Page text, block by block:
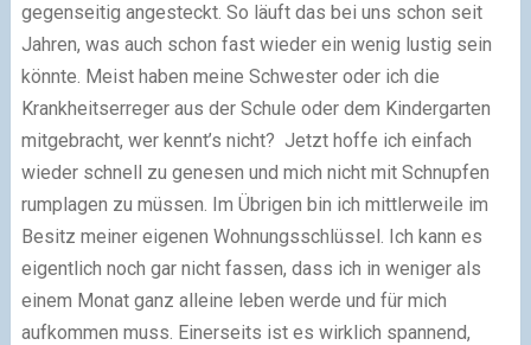
gegenseitig angesteckt. So läuft das bei uns schon seit
Jahren, was auch schon fast wieder ein wenig lustig sein
könnte. Meist haben meine Schwester oder ich die
Krankheitserreger aus der Schule oder dem Kindergarten
mitgebracht, wer kennt’s nicht? Jetzt hoffe ich einfach
wieder schnell zu genesen und mich nicht mit Schnupfen
rumplagen zu müssen. Im Übrigen bin ich mittlerweile im
Besitz meiner eigenen Wohnungsschlüssel. Ich kann es
eigentlich noch gar nicht fassen, dass ich in weniger als
einem Monat ganz alleine leben werde und für mich
aufkommen muss. Einerseits ist es wirklich spannend,